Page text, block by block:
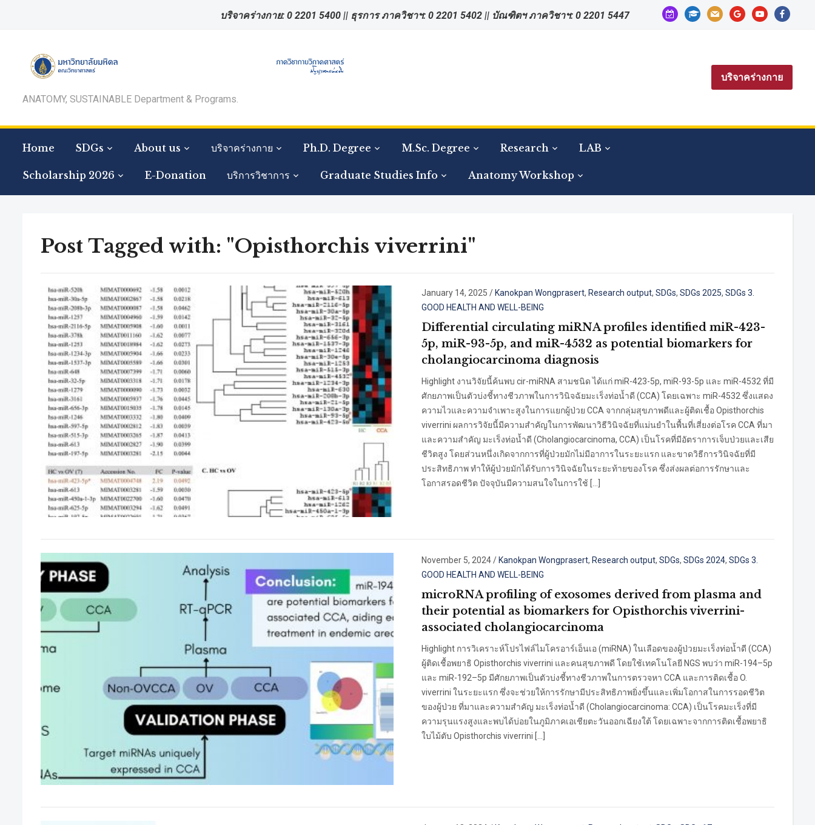
calendar-
check-
graduation-
cap
mail googleyoutubefacebook
บริจาคร่างกาย: 0 2201 5400 || ธุรการ ภาควิชาฯ: 0 2201 5402 || บัณฑิตฯ ภาควิชาฯ: 0 2201 5447
ANATOMY, SUSTAINABLE Department & Programs.
บริจาคร่างกาย
Home SDGs About us บริจาคร่างกาย Ph.D. Degree M.Sc. Degree Research LAB
Scholarship 2026 E-Donation บริการวิชาการ Graduate Studies Info Anatomy Workshop
Post Tagged with: "Opisthorchis viverrini"
January 14, 2025 /Kanokpan Wongprasert,Research output,SDGs,SDGs 2025,SDGs 3.
GOOD HEALTH AND WELL-BEING
Differential circulating miRNA profiles identified miR-423-
5p, miR-93-5p, and miR-4532 as potential biomarkers for
cholangiocarcinoma diagnosis
Highlight งานวิจัยนี้ค้นพบ cir-miRNA สามชนิด ได้แก่ miR-423-5p, miR-93-5p และ miR-4532 ที่มี
ศักยภาพเป็นตัวบ่งชี้ทางชีวภาพในการวินิจฉัยมะเร็งท่อน้ำดี (CCA) โดยเฉพาะ miR-4532 ซึ่งแสดง
ความไวและความจำเพาะสูงในการแยกผู้ป่วย CCA จากกลุ่มสุขภาพดีและผู้ติดเชื้อ Opisthorchis
viverrini ผลการวิจัยนี้มีความสำคัญในการพัฒนาวิธีวินิจฉัยที่แม่นยำในพื้นที่เสี่ยงต่อโรค CCA ที่มา
และความสำคัญ มะเร็งท่อน้ำดี (Cholangiocarcinoma, CCA) เป็นโรคที่มีอัตราการเจ็บป่วยและเสีย
ชีวิตสูง โดยส่วนหนึ่งเกิดจากการที่ผู้ป่วยมักไม่มีอาการในระยะแรก และขาดวิธีการวินิจฉัยที่มี
ประสิทธิภาพ ทำให้ผู้ป่วยมักได้รับการวินิจฉัยในระยะท้ายของโรค ซึ่งส่งผลต่อการรักษาและ
โอกาสรอดชีวิต ปัจจุบันมีความสนใจในการใช้ […]
November 5, 2024/ Kanokpan Wongprasert, Research output,SDGs,SDGs 2024,SDGs 3.
GOOD HEALTH AND WELL-BEING
microRNA profiling of exosomes derived from plasma and
their potential as biomarkers for Opisthorchis viverrini-
associated cholangiocarcinoma
Highlight การวิเคราะห์โปรไฟล์ไมโครอาร์เอ็นเอ (miRNA) ในเลือดของผู้ป่วยมะเร็งท่อน้ำดี (CCA)
ผู้ติดเชื้อพยาธิ Opisthorchis viverrini และคนสุขภาพดี โดยใช้เทคโนโลยี NGS พบว่า miR-194–5p
และ miR-192–5p มีศักยภาพเป็นตัวบ่งชี้ทางชีวภาพในการตรวจหา CCA และการติดเชื้อ O.
viverrini ในระยะแรก ซึ่งจะช่วยให้การรักษามีประสิทธิภาพยิ่งขึ้นและเพิ่มโอกาสในการรอดชีวิต
ของผู้ป่วย ที่มาและความสำคัญ มะเร็งท่อน้ำดี (Cholangiocarcinoma: CCA) เป็นโรคมะเร็งที่มี
ความรุนแรงสูงและพบได้บ่อยในภูมิภาคเอเชียตะวันออกเฉียงใต้ โดยเฉพาะจากการติดเชื้อพยาธิ
ใบไม้ตับ Opisthorchis viverrini […]